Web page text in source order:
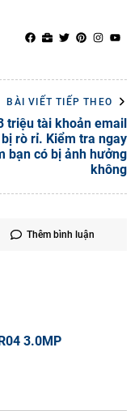
BÀI VIẾT TIẾP THEO
triệu tài khoản email
rò rỉ. Kiểm tra ngay
bạn có bị ảnh hưởng
không
Thêm bình luận
3.0MP